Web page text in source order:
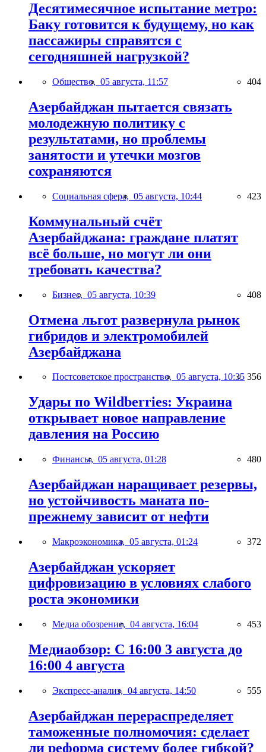
Десятимесячное испытание метро:
Баку готовится к будущему, но как
пассажиры справятся с
сегодняшней нагрузкой?
Общество, 05 августа, 11:57 404
Азербайджан пытается связать
молодежную политику с
результатами, но проблемы
занятости и утечки мозгов
сохраняются
Социальная сфера, 05 августа, 10:44 423
Коммунальный счёт
Азербайджана: граждане платят
всё больше, но могут ли они
требовать качества?
Бизнес, 05 августа, 10:39 408
Отмена льгот развернула рынок
гибридов и электромобилей
Азербайджана
Постсоветское пространство, 05 августа, 10:35 356
Удары по Wildberries: Украина
открывает новое направление
давления на Россию
Финансы, 05 августа, 01:28 480
Азербайджан наращивает резервы,
но устойчивость маната по-
прежнему зависит от нефти
Макроэкономика, 05 августа, 01:24 372
Азербайджан ускоряет
цифровизацию в условиях слабого
роста экономики
Медиа обозрение, 04 августа, 16:04 453
Медиаобзор: С 16:00 3 августа до
16:00 4 августа
Экспресс-анализ, 04 августа, 14:50 555
Азербайджан перераспределяет
таможенные полномочия: сделает
ли реформа систему более гибкой?